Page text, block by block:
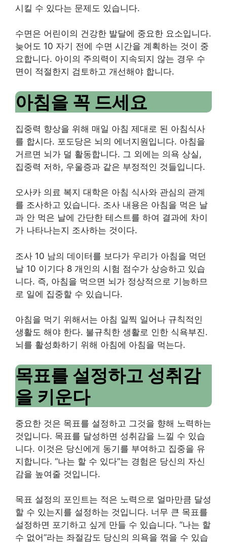
시킬 수 있다는 문제도 있습니다.
수면은 어린이의 건강한 발달에 중요한 요소입니다.
늦어도 10 자기 전에 수면 시간을 계획하는 것이 중
요합니다. 아이의 주의력이 지속되지 않는 경우 수
면이 적절한지 검토하고 개선해야 합니다.
아침을 꼭 드세요
집중력 향상을 위해 매일 아침 제대로 된 아침식사
를 합시다. 포도당은 뇌의 에너지원입니다. 아침을
거르면 뇌가 덜 활동합니다. 그 외에는 의욕 상실,
집중력 저하, 우울증과 같은 부정적인 것들입니다.
오사카 의료 복지 대학은 아침 식사와 관심의 관계
를 조사하고 있습니다. 조사 내용은 아침을 먹은 날
과 안 먹은 날에 간단한 테스트를 하여 결과에 차이
가 나타나는지 조사하는 것이다.
조사 10 남의 데이터를 보다가 우리가 아침을 먹던
날 10 이기다 8 개인의 시험 점수가 상승하고 있습
니다. 즉, 아침을 먹으면 뇌가 정상적으로 기능하므
로 일에 집중할 수 있습니다.
아침을 먹기 위해서는 아침 일찍 일어나 규칙적인
생활도 해야 한다. 불규칙한 생활로 인한 식욕부진.
뇌를 활성화하기 위해 아침에 아침을 먹는다.
목표를 설정하고 성취감
을 키운다
중요한 것은 목표를 설정하고 그것을 향해 노력하는
것입니다. 목표를 달성하면 성취감을 느낄 수 있습
니다. 이것은 당신에게 동기를 부여하고 집중을 유
지합니다. “나는 할 수 있다”는 경험은 당신의 자신
감을 높여줄 것입니다.
목표 설정의 포인트는 적은 노력으로 얼마만큼 달성
할 수 있는지를 설정하는 것입니다. 너무 큰 목표를
설정하면 포기하고 싶게 만들 수 있습니다. “나는 할
수 없어”라는 좌절감도 당신의 의욕을 꺾을 수 있습